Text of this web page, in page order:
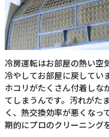
冷房運転はお部屋の熱い空
冷やしてお部屋に戻してい
ホコリがたくさん付着しな
てしまうんです。汚れがた
く、熱交換効率が悪くなっ
期的にプロのクリーニング